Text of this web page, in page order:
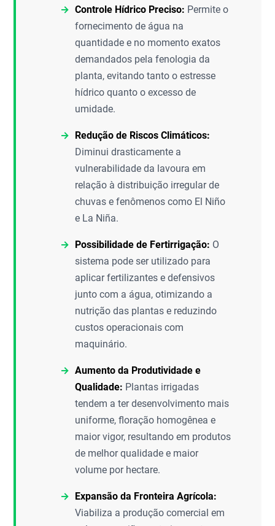
Controle Hídrico Preciso: Permite o
fornecimento de água na
quantidade e no momento exatos
demandados pela fenologia da
planta, evitando tanto o estresse
hídrico quanto o excesso de
umidade.
Redução de Riscos Climáticos:
Diminui drasticamente a
vulnerabilidade da lavoura em
relação à distribuição irregular de
chuvas e fenômenos como El Niño
e La Niña.
Possibilidade de Fertirrigação: O
sistema pode ser utilizado para
aplicar fertilizantes e defensivos
junto com a água, otimizando a
nutrição das plantas e reduzindo
custos operacionais com
maquinário.
Aumento da Produtividade e
Qualidade: Plantas irrigadas
tendem a ter desenvolvimento mais
uniforme, floração homogênea e
maior vigor, resultando em produtos
de melhor qualidade e maior
volume por hectare.
Expansão da Fronteira Agrícola:
Viabiliza a produção comercial em